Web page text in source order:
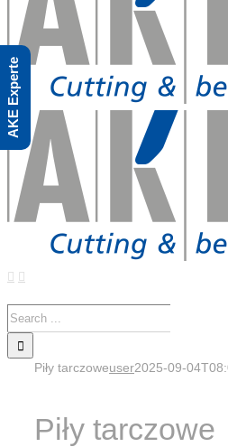
Search
for:
Piły tarczoweuser2025-09-
Piły tarczowe
AKE Experte